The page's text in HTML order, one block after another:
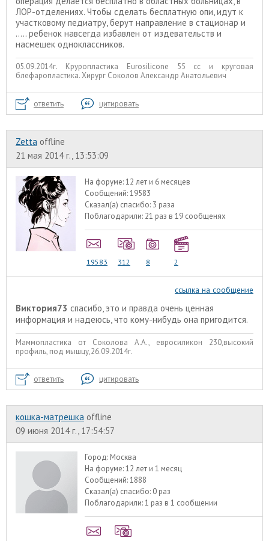
ЛОР-отделениях. Чтобы сделать бесплатную опи, идут к
участковому педиатру, берут направление в стационар и
..... ребенок навсегда избавлен от издевательств и
насмешек одноклассников.
05.09.2014г. Круропластика Eurosilicone 55 cc и круговая
блефаропластика. Хирург Соколов Александр Анатольевич
ответить цитировать
Zetta offline
21 мая 2014 г., 13:53:09
На форуме:12 лет и 6 месяцев
Сообщений:19583
Сказал(а) спасибо: 3 раза
Поблагодарили: 21 раз в 19 сообщенях
19583 312 8 2
ссылка на сообщение
Виктория73 спасибо, это и правда очень ценная
информация и надеюсь, что кому-нибудь она пригодится.
Маммопластика от Соколова А.А., евросиликон 230,высокий
профиль, под мышцу,26.09.2014г.
ответить цитировать
кошка-матрешка offline
09 июня 2014 г., 17:54:57
Город: Москва
На форуме:12 лет и 1 месяц
Сообщений:1888
Сказал(а) спасибо: 0 раз
Поблагодарили:1 раз в 1 сообщении